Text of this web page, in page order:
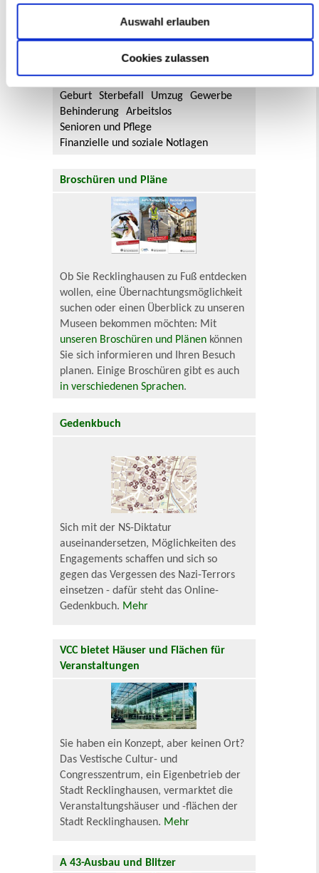
Cookies zulassen
Auswahl erlauben
Flächennutzungsplan-Änderungen finden
Geburt
Sterbefall Umzug
Gewerbe
Behinderung
Arbeitslos
Senioren und Pflege
Finanzielle und soziale Notlagen
Broschüren und Pläne
Ob Sie Recklinghausen zu Fuß entdecken
wollen, eine Übernachtungsmöglichkeit
suchen oder einen Überblick zu unseren
Museen bekommen möchten: Mit
unseren Broschüren und Plänen können
Sie sich informieren und Ihren Besuch
planen. Einige Broschüren gibt es auch
in verschiedenen Sprachen.
Gedenkbuch
Sich mit der NS-Diktatur
auseinandersetzen, Möglichkeiten des
Engagements schaffen und sich so
gegen das Vergessen des Nazi-Terrors
einsetzen - dafür steht das Online-
Gedenkbuch. Mehr
VCC bietet Häuser und Flächen für
Veranstaltungen
Sie haben ein Konzept, aber keinen Ort?
Das Vestische Cultur- und
Congresszentrum, ein Eigenbetrieb der
Stadt Recklinghausen, vermarktet die
Veranstaltungshäuser und -flächen der
Stadt Recklinghausen. Mehr
A 43-Ausbau und Blitzer